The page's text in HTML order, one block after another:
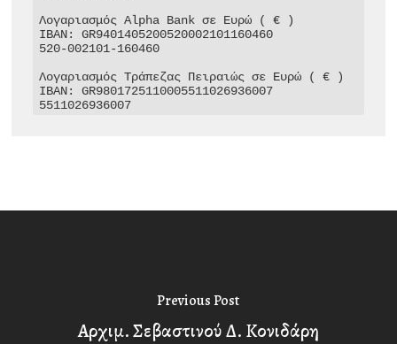
Λογαριασμός Alpha Bank σε Ευρώ ( € )
IBAN: GR9401405200520002101160460
520-002101-160460
Λογαριασμός Τράπεζας Πειραιώς σε Ευρώ ( € )
IBAN: GR9801725110005511026936007
5511026936007
Previous Post
Αρχιμ. Σεβαστινού Δ. Κονιδάρη